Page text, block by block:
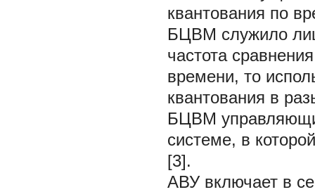
квантования по
БЦВМ служило
частота
времени, то
квантования в
БЦВМ
системе, в
[3].
АВУ включает в